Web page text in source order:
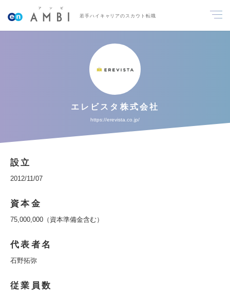
若手ハイキャリアのスカウト転職
エレビスタ株式会社
https://erevista.co.jp/
設立
2012/11/07
資本金
75,000,000（資本準備金含む）
代表者名
石野拓弥
従業員数